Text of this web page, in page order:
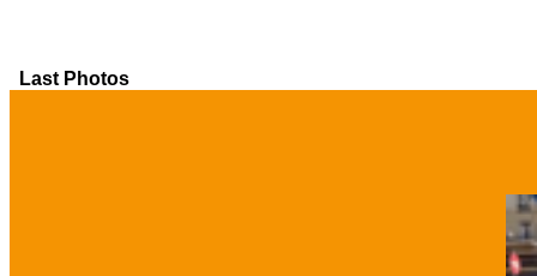
Last Photos